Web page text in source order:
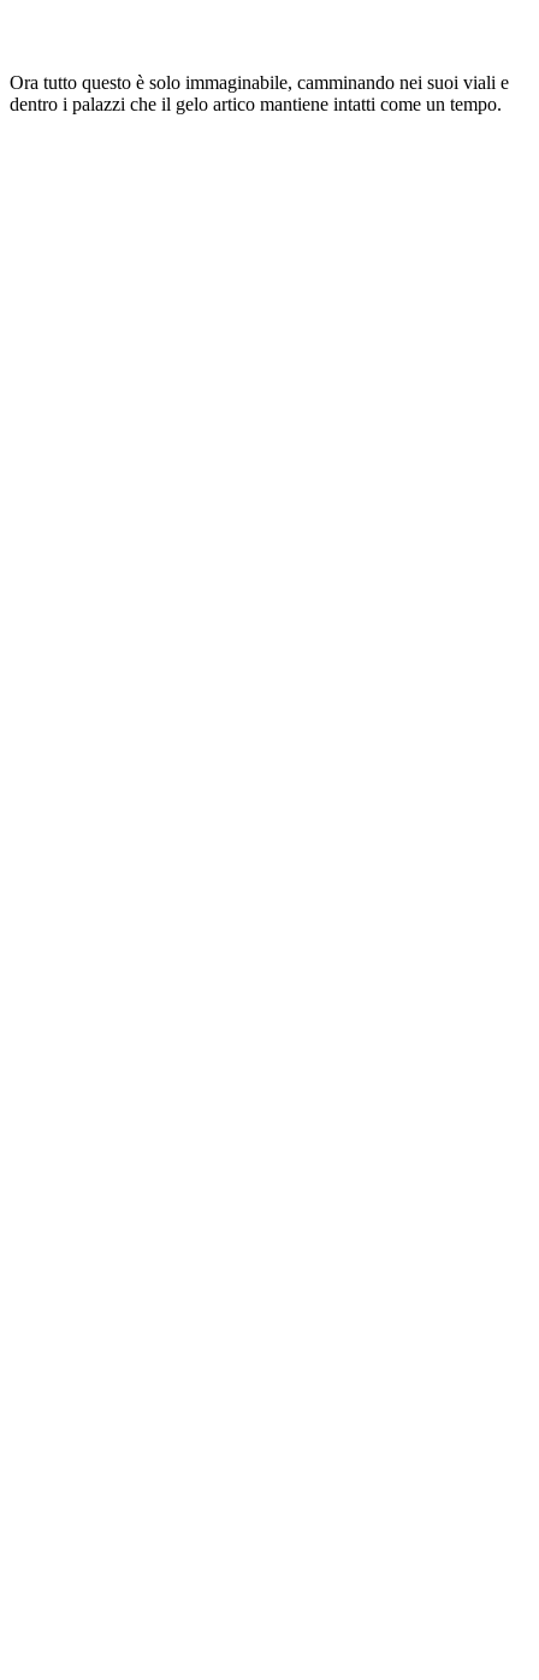
Ora tutto questo è solo immaginabile, camminando nei suoi viali e
dentro i palazzi che il gelo artico mantiene intatti come un tempo.